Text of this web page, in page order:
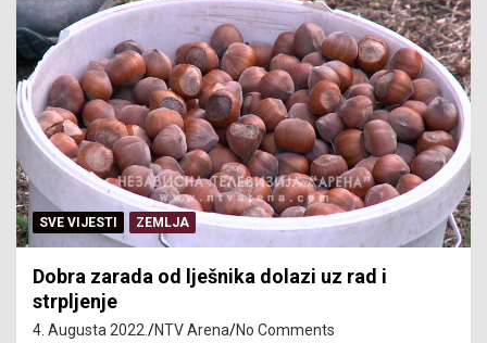
SVE VIJESTI ZEMLJA
Dobra zarada od lješnika dolazi uz rad i
strpljenje
4. Augusta 2022. NTV Arena No Comments